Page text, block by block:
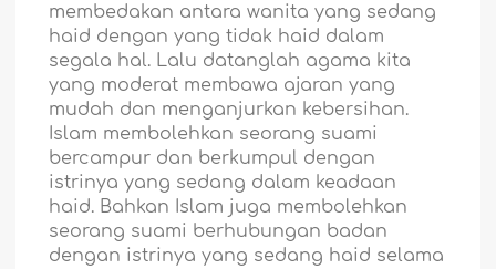
membedakan antara wanita yang sedang
haid dengan yang tidak haid dalam
segala hal. Lalu datanglah agama kita
yang moderat membawa ajaran yang
mudah dan menganjurkan kebersihan.
Islam membolehkan seorang suami
bercampur dan berkumpul dengan
istrinya yang sedang dalam keadaan
haid. Bahkan Islam juga membolehkan
seorang suami berhubungan badan
dengan istrinya yang sedang haid selama